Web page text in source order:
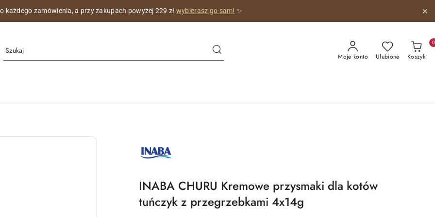
wizytówka z imieniem Twojego kotka,co miesiąc z innym pięknym obrazkiem!
Moje konto Ulubione Koszyk
0
INABA
LOGO
PRODUCENTA
INABA CHURU Kremowe przysmaki dla kotów
tuńczyk z przegrzebkami 4x14g